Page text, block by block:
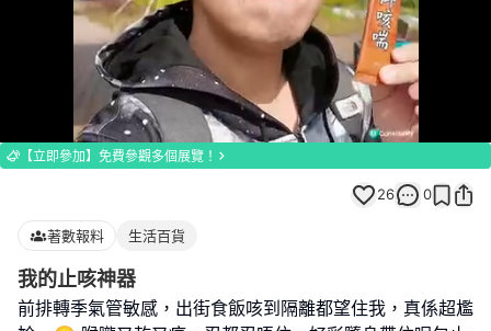
Loaded:
100.00%
【立即參加】免費參觀多個展覽！
26 0
著數報料 生活百貨
我的止咳神器
前排轉季氣管敏感，出街食飯咳到隔離都望住我，真係超尷